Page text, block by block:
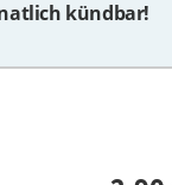
kündbar!